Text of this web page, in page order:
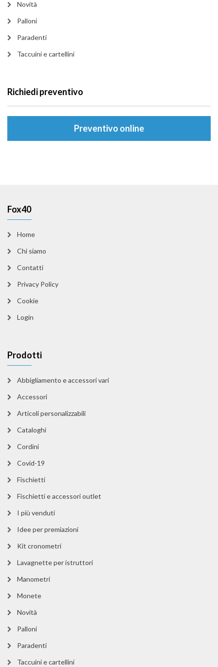
Novità
Palloni
Paradenti
Taccuini e cartellini
Richiedi preventivo
Preventivo online
Fox40
Home
Chi siamo
Contatti
Privacy Policy
Cookie
Login
Prodotti
Abbigliamento e accessori vari
Accessori
Articoli personalizzabili
Cataloghi
Cordini
Covid-19
Fischietti
Fischietti e accessori outlet
I più venduti
Idee per premiazioni
Kit cronometri
Lavagnette per istruttori
Manometri
Monete
Novità
Palloni
Paradenti
Taccuini e cartellini